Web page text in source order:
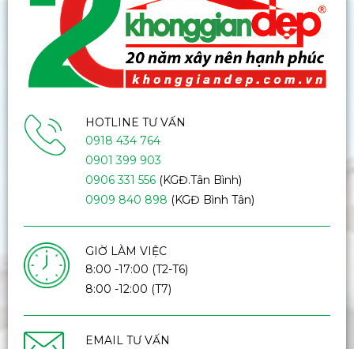
HOTLINE TƯ VẤN
0918 434 764
0901 399 903
0906 331 556(KGĐ.Tân Bình)
0909 840 898 (KGĐ Bình Tân)
GIỜ LÀM VIỆC
8:00 -17:00 (T2-T6)
8:00 -12:00 (T7)
EMAIL TƯ VẤN